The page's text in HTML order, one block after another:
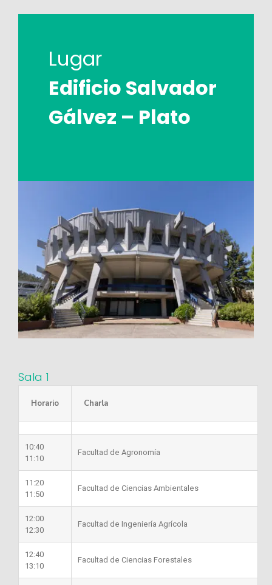
Lugar
Edificio Salvador
Gálvez – Plato
Sala 1
Horario Charla
10:40
11:10
Facultad de Agronomía
11:20
11:50
Facultad de Ciencias Ambientales
12:00
12:30
Facultad de Ingeniería Agrícola
12:40
13:10
Facultad de Ciencias Forestales